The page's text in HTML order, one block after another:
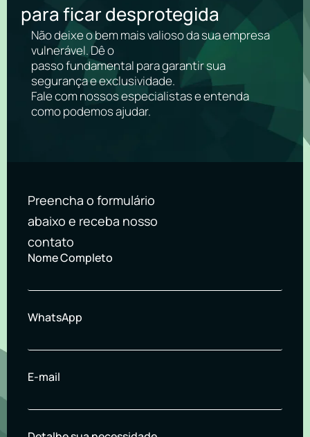
para ficar desprotegida
Não deixe o bem mais valioso da sua empresa
vulnerável. Dê o
passo fundamental para garantir sua
segurança e exclusividade.
Fale com nossos especialistas e entenda
como podemos ajudar.
Preencha o formulário
abaixo e receba nosso
contato
Nome Completo
WhatsApp
E-mail